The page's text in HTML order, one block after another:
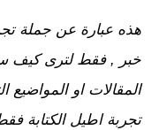
هذه عبارة عن جملة
خبر , فقط لترى كيف
المقالات او
تجربة اطيل الكتابة